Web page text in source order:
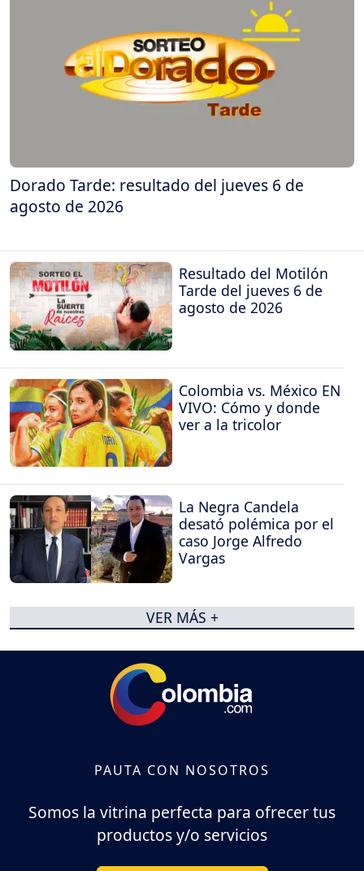
Dorado Tarde: resultado del jueves 6 de
agosto de 2026
Resultado del Motilón
Tarde del jueves 6 de
agosto de 2026
Colombia vs. México EN
VIVO: Cómo y donde
ver a la tricolor
La Negra Candela
desató polémica por el
caso Jorge Alfredo
Vargas
VER MÁS +
PAUTA CON NOSOTROS
Somos la vitrina perfecta para ofrecer tus
productos y/o servicios